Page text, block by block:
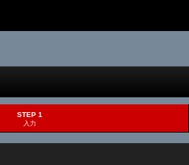
STEP 1
入力